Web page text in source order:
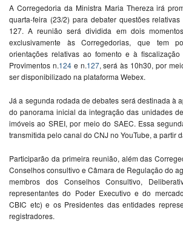
A Corregedoria da Ministra Maria Thereza irá
quarta-feira (23/2) para debater questões
127. A reunião será dividida em dois
exclusivamente às Corregedorias, que tem
orientações relativas ao fomento e à
Provimentos n.124e n.127, será às 10h30, por
ser disponibilizado na plataforma Webex.
Já a segunda rodada de debates será destinada à
do panorama inicial da integração das unidades
imóveis ao SREI, por meio do SAEC. Essa
transmitida pelo canal do CNJ no YouTube, a partir
Participarão da primeira reunião, além das
Conselhos consultivo e Câmara de Regulação do
membros dos Conselhos Consultivo,
representantes do Poder Executivo e do
CBIC etc) e os Presidentes das entidades
registradores.